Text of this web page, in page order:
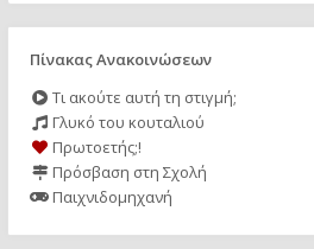
Πίνακας Ανακοινώσεων
Τι ακούτε αυτή τη στιγμή;
Γλυκό του κουταλιού
Πρωτοετής;!
Πρόσβαση στη Σχολή
Παιχνιδομηχανή